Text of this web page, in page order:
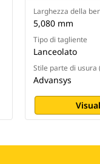
Larghezza della
5,080 mm
Tipo di tagliente
Lanceolato
Stile parte di usura
Advansys